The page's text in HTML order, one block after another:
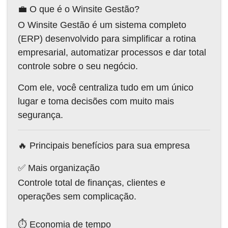
💼 O que é o Winsite Gestão?
O Winsite Gestão é um sistema completo
(ERP) desenvolvido para simplificar a rotina
empresarial, automatizar processos e dar total
controle sobre o seu negócio.
Com ele, você centraliza tudo em um único
lugar e toma decisões com muito mais
segurança.
🔥 Principais benefícios para sua empresa
✅ Mais organização
Controle total de finanças, clientes e
operações sem complicação.
⏱ Economia de tempo